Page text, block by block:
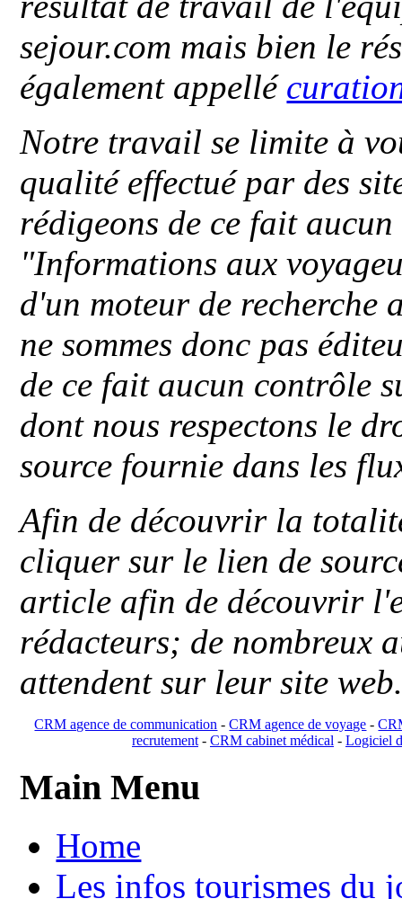
sejour.com mais bien le
également appellé
Notre travail se limite à
qualité effectué par des
rédigeons de ce fait
"Informations aux
d'un moteur de recherche
ne sommes donc pas
de ce fait aucun contrôle
dont nous respectons le
source fournie dans les
Afin de découvrir la
cliquer sur le lien de
article afin de découvrir
rédacteurs; de nombreux
attendent sur leur site
CRM agence de communication -CRM agence de voyage -
recrutement- CRM cabinet médical - Logiciel
Main Menu
Home
Les infos tourismes du